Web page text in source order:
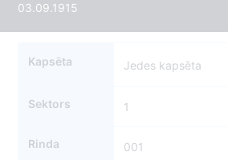
03.09.1915
Kapsēta Jedes kapsēta
Sektors 1
Rinda 001